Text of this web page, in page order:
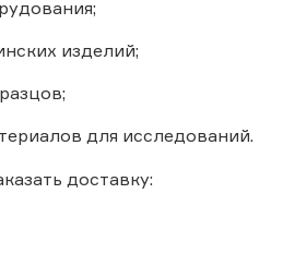
изделий;
для исследований.
доставку: